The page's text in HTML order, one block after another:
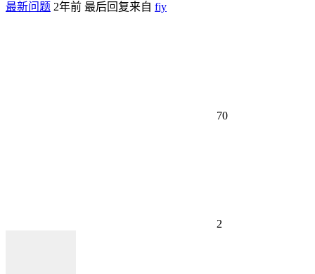
最新问题 2年前 最后回复来自 fiy
70
2